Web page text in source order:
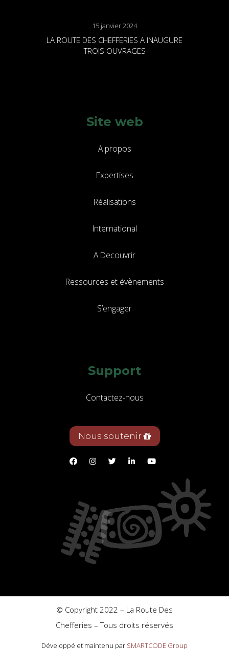
15 janvier 2024
LA ROUTE DES CHEFFERIES A INAUGURE
TROIS OUVRAGES
Site web
A propos
Expertises
Réalisations
International
A Decouvrir
Ressources et évènements
S’engager
Support
Contactez-nous
Nous soutenir
© Copyright 2022 – La Route Des
Chefferies – Tous droits réservés
Développé et maintenu par SMARTCODE Group